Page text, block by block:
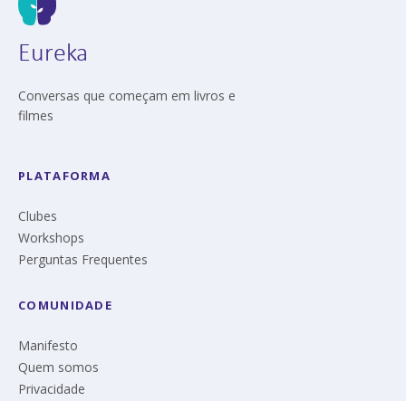
Eureka
Conversas que começam em livros e
filmes
PLATAFORMA
Clubes
Workshops
Perguntas Frequentes
COMUNIDADE
Manifesto
Quem somos
Privacidade